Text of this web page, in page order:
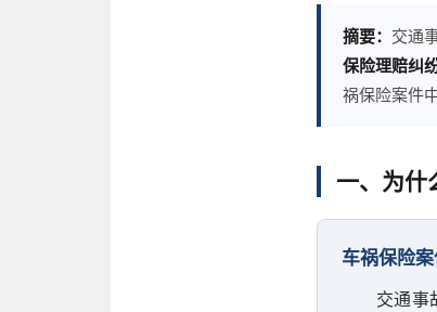
摘要： 交通
保险理赔纠
祸保险案件
一、为什
车祸保险
交通事